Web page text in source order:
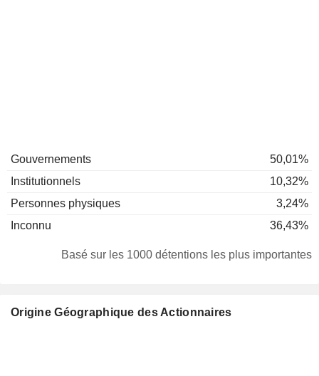
Gouvernements
50,01%
Institutionnels
10,32%
Personnes physiques
3,24%
Inconnu
36,43%
Basé sur les 1000 détentions les plus importantes
Origine Géographique des Actionnaires